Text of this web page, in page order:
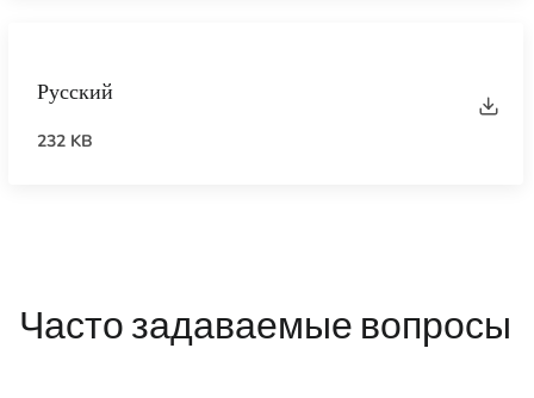
Русский
232 KB
Часто задаваемые вопросы